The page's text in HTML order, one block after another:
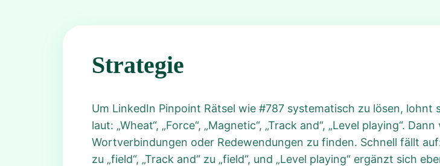
Strategie
Um LinkedIn Pinpoint Rätsel wie #787 systematisch zu lösen,
laut: „Wheat“, „Force“, „Magnetic“, „Track and“, „Level playing“.
Wortverbindungen oder Redewendungen zu finden. Schnell fällt auf:
zu „field“, „Track and“ zu „field“, und „Level playing“ ergänzt sich